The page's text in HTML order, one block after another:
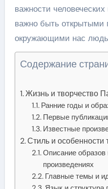
важности
важно быть открытыми
окружающими нас
Содержание
Жизнь и творчество
Ранние годы и
Первые
Известные
Стиль и особенности
Описание
произведениях
Главные темы и